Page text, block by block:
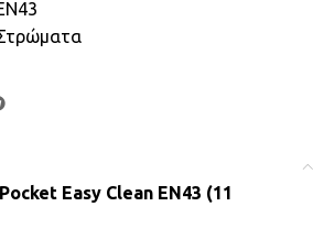
Easy Clean EN43 (11